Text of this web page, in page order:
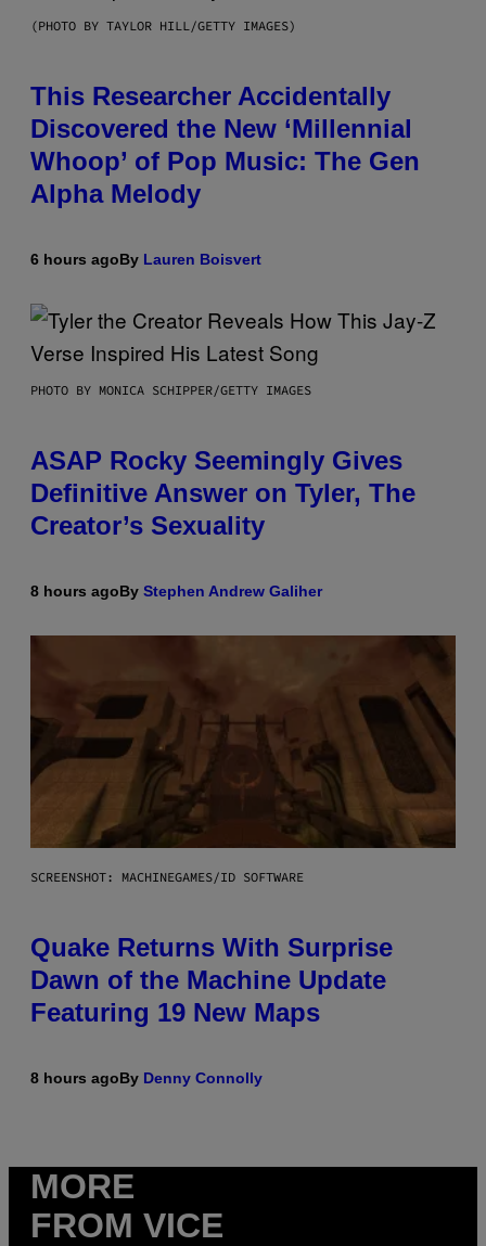
(PHOTO BY TAYLOR HILL/GETTY IMAGES)
This Researcher Accidentally
Discovered the New ‘Millennial
Whoop’ of Pop Music: The Gen
Alpha Melody
6 hours agoBy Lauren Boisvert
PHOTO BY MONICA SCHIPPER/GETTY IMAGES
ASAP Rocky Seemingly Gives
Definitive Answer on Tyler, The
Creator’s Sexuality
8 hours agoBy Stephen Andrew Galiher
SCREENSHOT: MACHINEGAMES/ID SOFTWARE
Quake Returns With Surprise
Dawn of the Machine Update
Featuring 19 New Maps
8 hours agoBy Denny Connolly
MORE
FROM VICE